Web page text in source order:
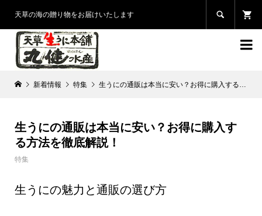
天草の海の贈り物をお届けいたします 

新着情報 特集 生うにの通販は本当に安い？お得に購入する方法を徹底解説！
生うにの通販は本当に安い？お得に購入す
る方法を徹底解説！
特集
生うにの魅力と通販の選び方